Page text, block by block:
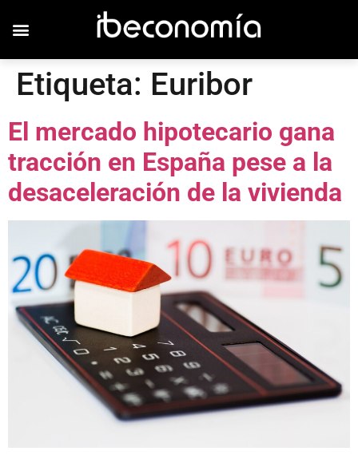
Etiqueta: Euribor
El mercado hipotecario gana
tracción en España pese a la
desaceleración de la vivienda